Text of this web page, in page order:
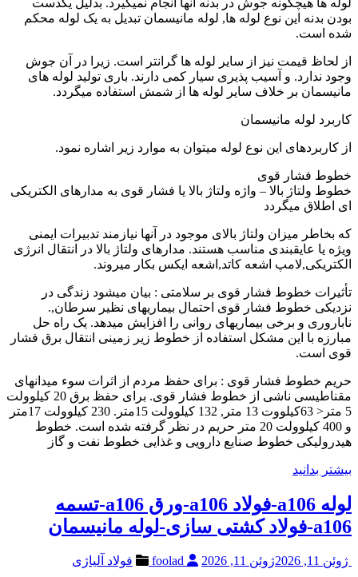
بودن بدنه این نوع لوله ها, لوله مانیسمان تبدیل به یک لوله محکم
شده است.
از لحاظ قیمت نیز از سایر لوله ها گرانتر است. زیرا در آن جوش
وجود ندارد. و آسیب پذیری سیار کمی دارند. باری تولید لوله های
مانیسمان بر خلاف سایر لوله ها از شمش استفاده میگردد.
کاربرد لوله مانیسمان
از کاربردهای این نوع لوله میتوان به موارد زیر اشاره نمود.
خطوط فشار قوی
خطوط ولتاژ بالا – واژه ولتاژ بالا یا فشار قوی به مدارهای الکتریکی
ای اطلاق میگردد
که بخاطر میزان ولتاژ بالای موجود در آنها نیازمند تدبیرات ایمنی
ویژه یا عایقبندی مناسب هستند. مدارهای ولتاژ بالا در انتقال انرژی
الکتریکی,لامپ اشعه کاتد,اشعه ایکس بکار میروند.
تأثیرات خطوط فشار قوی بر سلامتی : بیان میشود زندگی در
نزدیکی خطوط فشار قوی احتمال بیماریهای نظیر سرطان,.
ناباروری و برخی بیماریهای روانی را افزایش میدهد. یک راه حل
مبارزه با این مشکل استفاده از خطوط زیر زمینی انتقال برق فشار
قوی است.
حریم خطوط فشار قوی : برای حفظ مردم از اثرات سوء میدانهای
مقناطیسی ناشی از خطوط فشار قوی. برای حفظ برق 20 کیلوولت
5 متر< 63کیلووت 13 متر, 132 کیلوولت 15متر. 230 کیلوولت 17متر
و 400 کیلوولت 20 متر حریم در نظر گرفته شده است. خطوط
هیدرولیکی خطوط صنایع دارویی و غذایی خطوط نفت و گاز
بیشتر بدانید
لوله a106-فولاد a106-ورق a106-تسمه
a106-فولاد کشتی سازی-لوله مانیسمان
ژوئن 11, 2026 ژوئن 11, 2026 فولاد آلیاژی